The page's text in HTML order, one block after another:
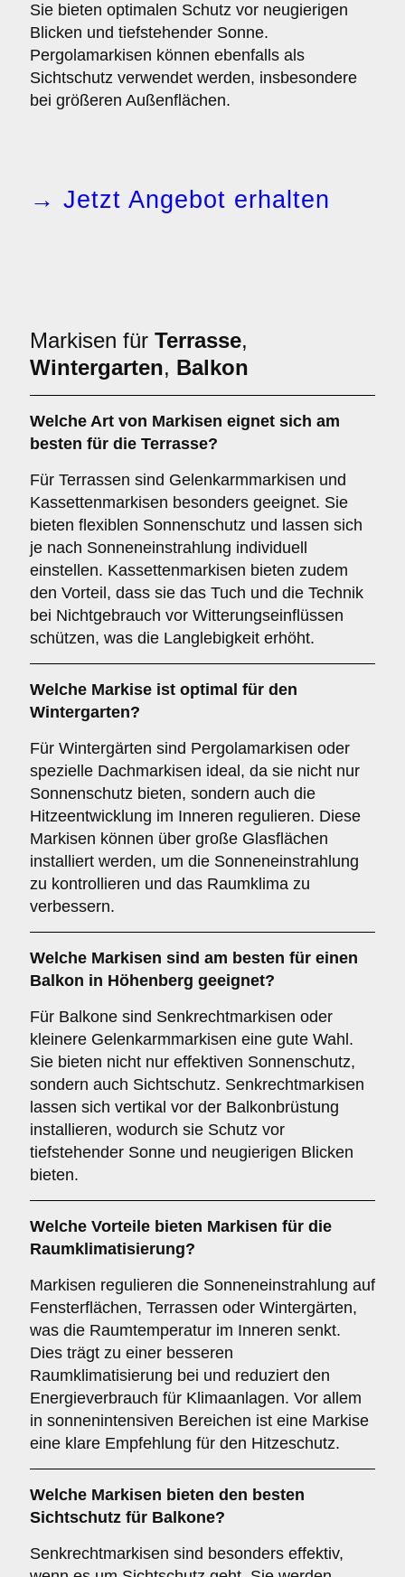
Sie bieten optimalen Schutz vor neugierigen
Blicken und tiefstehender Sonne.
Pergolamarkisen können ebenfalls als
Sichtschutz verwendet werden, insbesondere
bei größeren Außenflächen.
→ Jetzt Angebot erhalten
Markisen für Terrasse,
Wintergarten, Balkon
Welche Art von Markisen eignet sich am
besten für die Terrasse?
Für Terrassen sind Gelenkarmmarkisen und
Kassettenmarkisen besonders geeignet. Sie
bieten flexiblen Sonnenschutz und lassen sich
je nach Sonneneinstrahlung individuell
einstellen. Kassettenmarkisen bieten zudem
den Vorteil, dass sie das Tuch und die Technik
bei Nichtgebrauch vor Witterungseinflüssen
schützen, was die Langlebigkeit erhöht.
Welche Markise ist optimal für den
Wintergarten?
Für Wintergärten sind Pergolamarkisen oder
spezielle Dachmarkisen ideal, da sie nicht nur
Sonnenschutz bieten, sondern auch die
Hitzeentwicklung im Inneren regulieren. Diese
Markisen können über große Glasflächen
installiert werden, um die Sonneneinstrahlung
zu kontrollieren und das Raumklima zu
verbessern.
Welche Markisen sind am besten für einen
Balkon in Höhenberg geeignet?
Für Balkone sind Senkrechtmarkisen oder
kleinere Gelenkarmmarkisen eine gute Wahl.
Sie bieten nicht nur effektiven Sonnenschutz,
sondern auch Sichtschutz. Senkrechtmarkisen
lassen sich vertikal vor der Balkonbrüstung
installieren, wodurch sie Schutz vor
tiefstehender Sonne und neugierigen Blicken
bieten.
Welche Vorteile bieten Markisen für die
Raumklimatisierung?
Markisen regulieren die Sonneneinstrahlung auf
Fensterflächen, Terrassen oder Wintergärten,
was die Raumtemperatur im Inneren senkt.
Dies trägt zu einer besseren
Raumklimatisierung bei und reduziert den
Energieverbrauch für Klimaanlagen. Vor allem
in sonnenintensiven Bereichen ist eine Markise
eine klare Empfehlung für den Hitzeschutz.
Welche Markisen bieten den besten
Sichtschutz für Balkone?
Senkrechtmarkisen sind besonders effektiv,